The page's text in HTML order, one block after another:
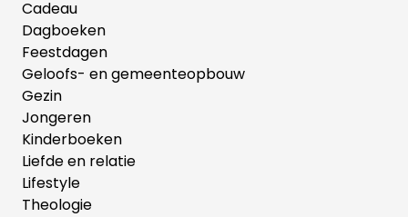
Cadeau
Dagboeken
Feestdagen
Geloofs- en gemeenteopbouw
Gezin
Jongeren
Kinderboeken
Liefde en relatie
Lifestyle
Theologie